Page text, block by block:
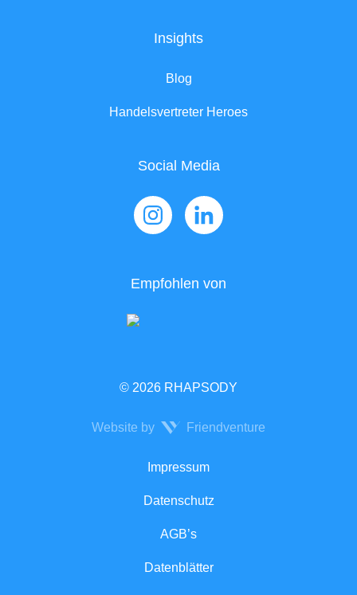
Insights
Blog
Handelsvertreter Heroes
Social Media
Empfohlen von
© 2026 RHAPSODY
Website by Friendventure
Impressum
Datenschutz
AGB’s
Datenblätter